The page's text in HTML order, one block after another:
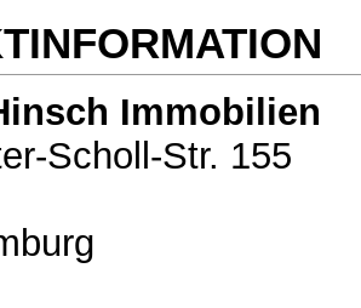
Immobilien
Scholl-Str. 155